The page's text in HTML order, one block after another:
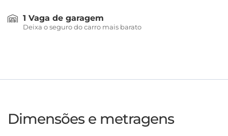
1 Vaga de garagem
Deixa o seguro do carro mais barato
Dimensões e metragens